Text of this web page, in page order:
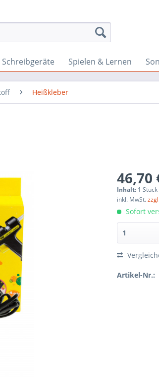
Schreibgeräte Spielen & Lernen
Heißkleber
46,70
Inhalt: 1 Stück
inkl. MwSt.
Sofort
Artikel-Nr.: